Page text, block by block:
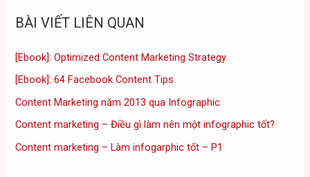
BÀI VIẾT LIÊN QUAN
[Ebook]: Optimized Content Marketing Strategy
[Ebook]: 64 Facebook Content Tips
Content Marketing năm 2013 qua Infographic
Content marketing – Điều gì làm nên một infographic tốt?
Content marketing – Làm infogarphic tốt – P1